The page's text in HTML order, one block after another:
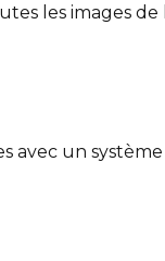
les images de
avec un